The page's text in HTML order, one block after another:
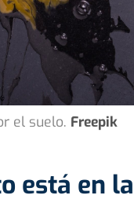
el suelo. Freepik
está en